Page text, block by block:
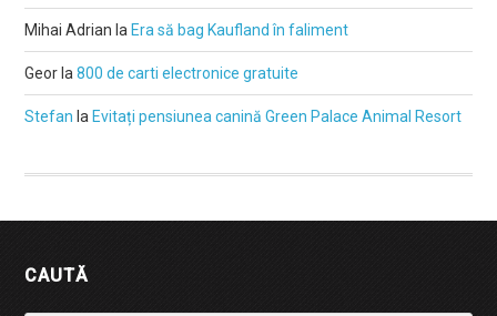
Mihai Adrian la Era să bag Kaufland în faliment
Geor la800 de carti electronice gratuite
Stefan la Evitați pensiunea canină Green Palace Animal Resort
CAUTĂ